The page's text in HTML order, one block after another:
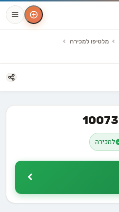
מלטיפו למכירה
למכירה